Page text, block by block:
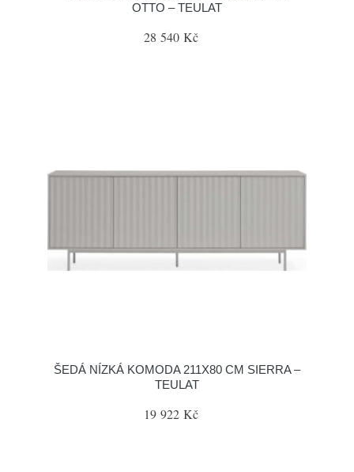
OTTO – TEULAT
28 540 Kč
ŠEDÁ NÍZKÁ KOMODA 211X80 CM SIERRA –
TEULAT
19 922 Kč